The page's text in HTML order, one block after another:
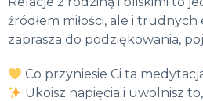
źródłem miłości, ale i
zaprasza do podziękowania,
Co przyniesie Ci ta
Ukoisz napięcia i uwolnisz